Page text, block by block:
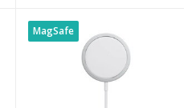
MagSafe